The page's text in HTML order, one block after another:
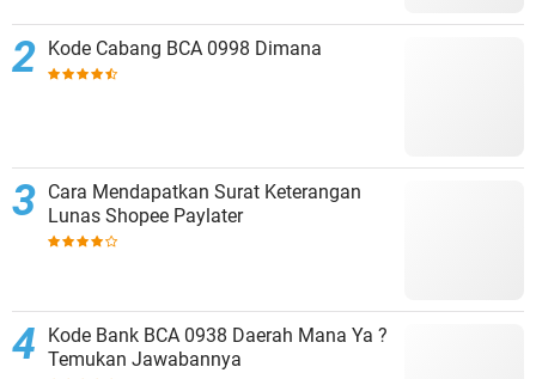
Kode Cabang BCA 0998 Dimana
Cara Mendapatkan Surat Keterangan
Lunas Shopee Paylater
Kode Bank BCA 0938 Daerah Mana Ya ?
Temukan Jawabannya